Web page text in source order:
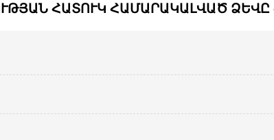
ՀԱՏՈՒԿ ՀԱՄԱՐԱԿԱԼՎԱԾ ՁԵՎԸ